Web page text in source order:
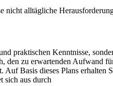
nicht alltägliche
praktischen Kenntnisse,
den zu erwartenden Aufwand
Basis dieses Plans erhalten
sich aus durch